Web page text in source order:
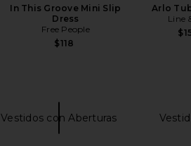
In This Groove Mini Slip
Dress
Free People
$118
Arlo
Line
Vestidos con Aberturas